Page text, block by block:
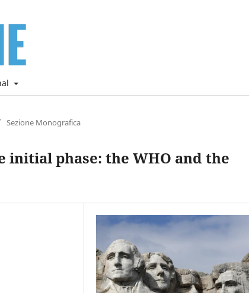
Sezione Monografica
phase: the WHO and the